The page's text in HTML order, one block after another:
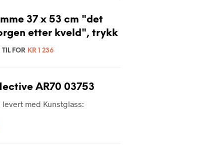
37 x 53 cm "det
etter kveld", trykk
TIL FOR KR 1 236
AR70 03753
levert med Kunstglass: